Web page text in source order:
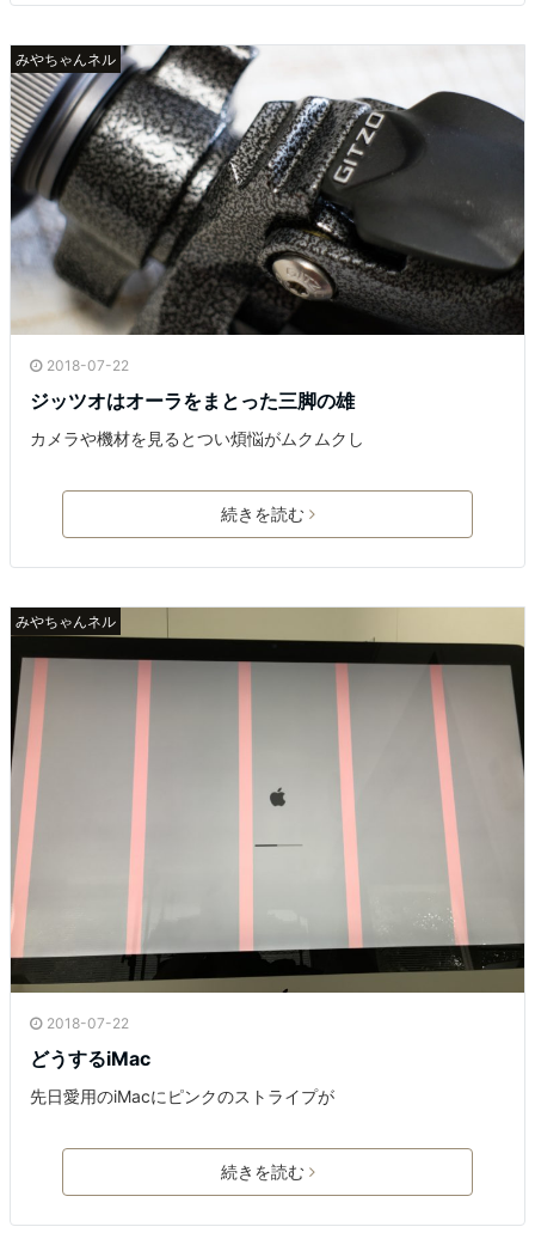
みやちゃんネル
2018-07-22
ジッツオはオーラをまとった三脚の雄
カメラや機材を見るとつい煩悩がムクムクし
続きを読む
みやちゃんネル
2018-07-22
どうするiMac
先日愛用のiMacにピンクのストライプが
続きを読む